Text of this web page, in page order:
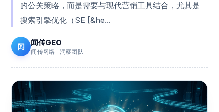
的公关策略，而是需要与现代营销工具结合，尤其是
搜索引擎优化（SE [&he...
闻 闻传GEO
闻传网络 · 洞察团队